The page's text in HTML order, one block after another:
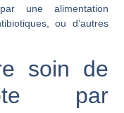
une alimentation
ou d’autres
soin de
par